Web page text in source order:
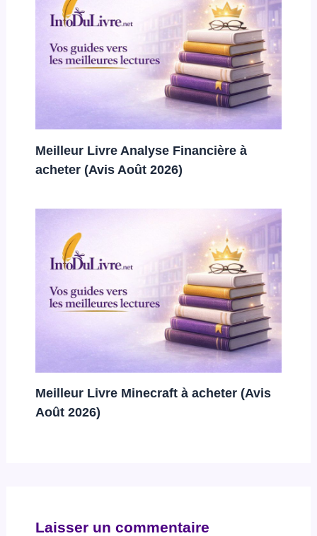
Meilleur Livre Analyse Financière à
acheter (Avis Août 2026)
Meilleur Livre Minecraft à acheter (Avis
Août 2026)
Laisser un commentaire